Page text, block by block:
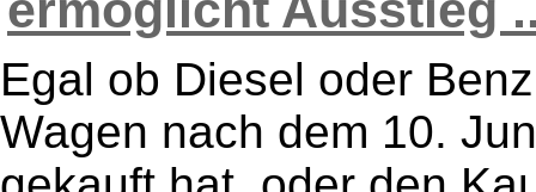
Egal ob Diesel oder
Wagen nach dem 10.